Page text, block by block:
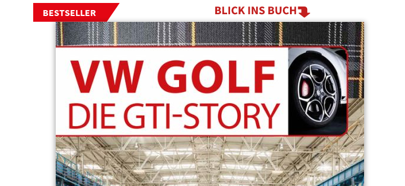
BESTSELLER
Main image
Click to view image in fullscreen